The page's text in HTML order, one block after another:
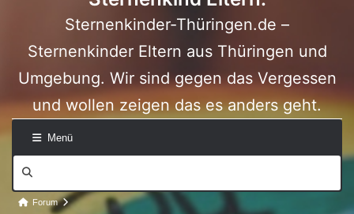
Sternenkinder-Thüringen.de –
Sternenkinder Eltern aus Thüringen und
Umgebung. Wir sind gegen das Vergessen
und wollen zeigen das es anders geht.
Menü
Navigation
Forum-Forum